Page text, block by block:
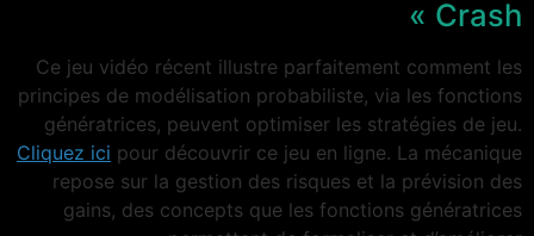
Crash »
Ce jeu vidéo récent illustre parfaitement comment les
principes de modélisation probabiliste, via les fonctions
génératrices, peuvent optimiser les stratégies de jeu.
Cliquez ici pour découvrir ce jeu en ligne. La mécanique
repose sur la gestion des risques et la prévision des
gains, des concepts que les fonctions génératrices